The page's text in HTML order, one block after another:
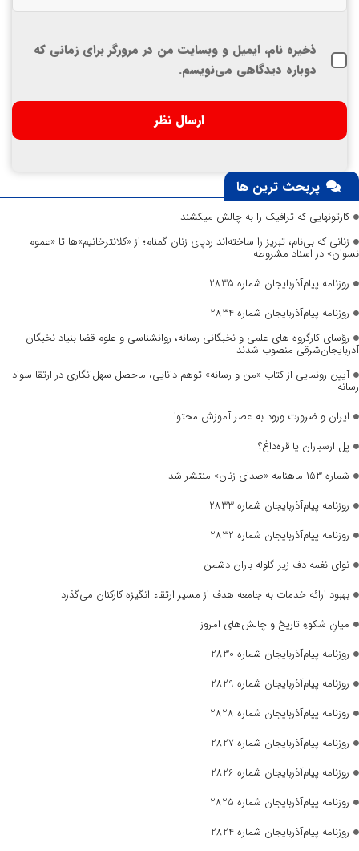
ذخیره نام، ایمیل و وبسایت من در مرورگر برای زمانی که
دوباره دیدگاهی می‌نویسم.
پربحث ترین ها
کارتونهایی که ترافیک را به چالش میکشند
زنانی که بی‌نام، تبریز را ساخته‌اند ردپای زنان گمنام؛ از «کلانترخانیم»ها تا «عموم
نسوان» در اسناد مشروطه
روزنامه پیام‌آذربایجان شماره 2835
روزنامه پیام‌آذربایجان شماره 2834
رؤسای کارگروه های علمی و نخبگانی رسانه، روانشناسی و علوم قضا بنیاد نخبگان
آذربایجان‌شرقی منصوب شدند
آیین رونمایی از کتاب «من و رسانه» توهم دانایی، ماحصل سهل‌انگاری در ارتقا سواد
رسانه
ایران و ضرورت ورود به عصر آموزش محتوا
پل ارسباران یا قره‌داغ؟
شماره ۱۵۳ ماهنامه «صدای زنان» منتشر شد
روزنامه پیام‌آذربایجان شماره 2833
روزنامه پیام‌آذربایجان شماره 2832
نوای نغمه دف زیر گلوله باران دشمن
بهبود ارائه خدمات به جامعه هدف از مسیر ارتقاء انگیزه کارکنان می‌گذرد
میانِ شکوهِ تاریخ و چالش‌های امروز
روزنامه پیام‌آذربایجان شماره 2830
روزنامه پیام‌آذربایجان شماره 2829
روزنامه پیام‌آذربایجان شماره 2828
روزنامه پیام‌آذربایجان شماره 2827
روزنامه پیام‌آذربایجان شماره 2826
روزنامه پیام‌آذربایجان شماره 2825
روزنامه پیام‌آذربایجان شماره 2824